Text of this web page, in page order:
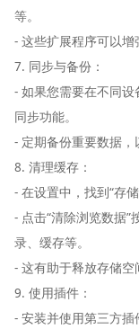
等。
- 这些扩展程序可以增
7. 同步与备份：
- 如果您需要在不同
同步功能。
- 定期备份重要数据，
8. 清理缓存：
- 在设置中，找到“存储
- 点击“清除浏览数据
录、缓存等。
- 这有助于释放存储空
9. 使用插件：
- 安装并使用第三方插